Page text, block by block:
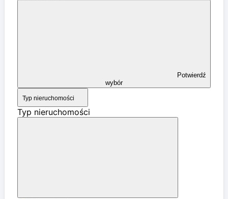
wybór
Typ nieruchomości
Typ nieruchomości